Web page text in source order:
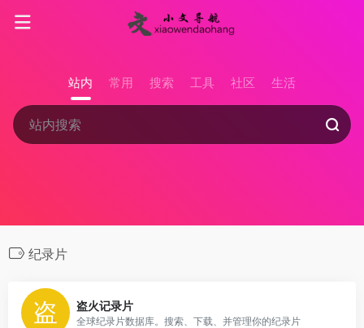
站内 常用 搜索 工具 社区 生活
纪录片
盗火记录片
全球纪录片数据库。搜索、下载、并管理你的纪录片